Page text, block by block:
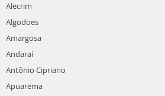
Alecrim
Algodoes
Amargosa
Andaraí
Antônio Cipriano
Apuarema